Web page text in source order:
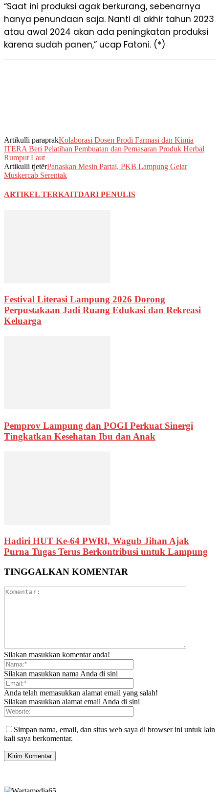
“Saat ini produksi agak berkurang, sebenarnya
hanya penundaan saja. Nanti di akhir tahun 2023
atau awal 2024 akan ada peningkatan produksi
karena sudah panen,” ucap Fatoni. (*)
Artikulli paraprakKolaborasi Dosen Prodi Farmasi dan Kimia
ITERA Beri Pelatihan Pembuatan dan Pemasaran Produk Herbal
Rumput Laut
Artikulli tjetërPanaskan Mesin Partai, PKB Lampung Gelar
Muskercab Serentak
ARTIKEL TERKAITDARI PENULIS
Festival Literasi Lampung 2026 Dorong
Perpustakaan Jadi Ruang Edukasi dan Rekreasi
Keluarga
Pemprov Lampung dan POGI Perkuat Sinergi
Tingkatkan Kesehatan Ibu dan Anak
Hadiri HUT Ke-64 PWRI, Wagub Jihan Ajak
Purna Tugas Terus Berkontribusi untuk Lampung
TINGGALKAN KOMENTAR
Silakan masukkan komentar anda!
Silakan masukkan nama Anda di sini
Anda telah memasukkan alamat email yang salah!
Silakan masukkan alamat email Anda di sini
Simpan nama, email, dan situs web saya di browser ini untuk lain
kali saya berkomentar.